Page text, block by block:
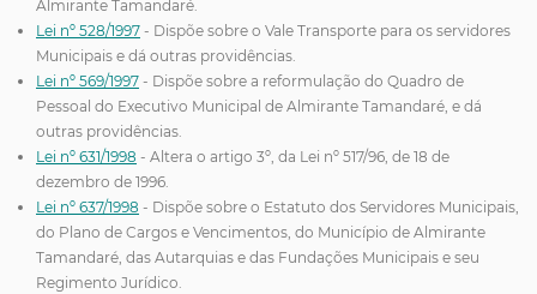
Almirante Tamandaré.
Lei nº 528/1997 - Dispõe sobre o Vale Transporte para os servidores
Municipais e dá outras providências.
Lei nº 569/1997 - Dispõe sobre a reformulação do Quadro de
Pessoal do Executivo Municipal de Almirante Tamandaré, e dá
outras providências.
Lei nº 631/1998 - Altera o artigo 3º, da Lei nº 517/96, de 18 de
dezembro de 1996.
Lei nº 637/1998 - Dispõe sobre o Estatuto dos Servidores Municipais,
do Plano de Cargos e Vencimentos, do Município de Almirante
Tamandaré, das Autarquias e das Fundações Municipais e seu
Regimento Jurídico.